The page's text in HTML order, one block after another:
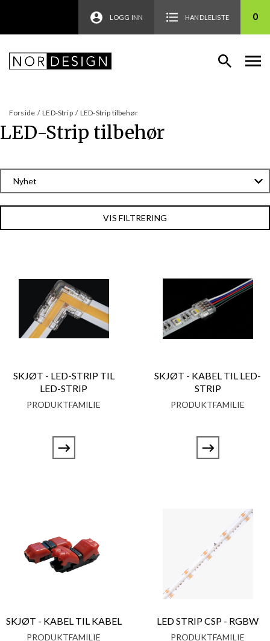
LOGG INN HANDLELISTE 0
Forside / LED-Strip / LED-Strip tilbehør
LED-Strip tilbehør
VIS FILTRERING
SKJØT - LED-STRIP TIL
LED-STRIP
PRODUKTFAMILIE
SKJØT - KABEL TIL LED-
STRIP
PRODUKTFAMILIE
SKJØT - KABEL TIL KABEL
PRODUKTFAMILIE
LED STRIP CSP - RGBW
PRODUKTFAMILIE